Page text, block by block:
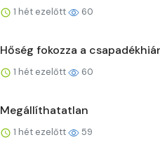
1 hét ezelőtt 60
Hőség fokozza a
1 hét ezelőtt 60
Megállíthatatlan
1 hét ezelőtt 59